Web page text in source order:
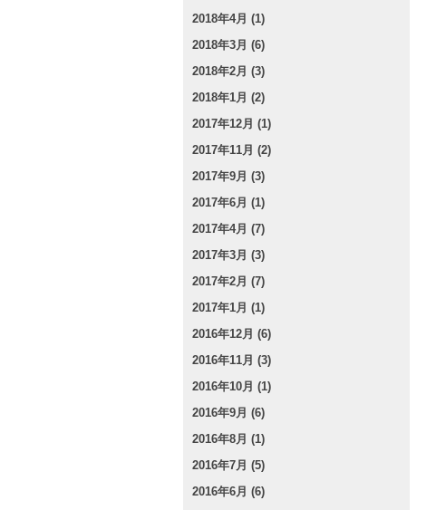
2018年4月 (1)
2018年3月 (6)
2018年2月 (3)
2018年1月 (2)
2017年12月 (1)
2017年11月 (2)
2017年9月 (3)
2017年6月 (1)
2017年4月 (7)
2017年3月 (3)
2017年2月 (7)
2017年1月 (1)
2016年12月 (6)
2016年11月 (3)
2016年10月 (1)
2016年9月 (6)
2016年8月 (1)
2016年7月 (5)
2016年6月 (6)